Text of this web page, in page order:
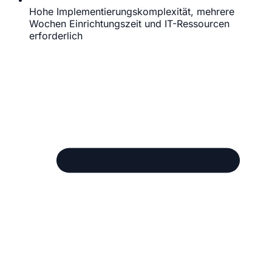
Hohe Implementierungskomplexität, mehrere
Wochen Einrichtungszeit und IT-Ressourcen
erforderlich